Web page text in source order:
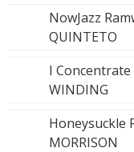
NowJazz
QUINTETO
I Concentrate
WINDING
Honeysuckle
MORRISON